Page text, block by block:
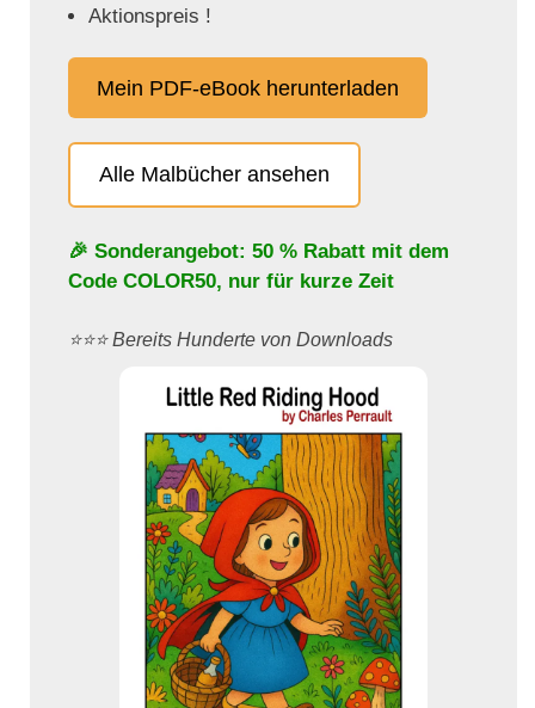
Aktionspreis !
Mein PDF-eBook herunterladen
Alle Malbücher ansehen
🎉 Sonderangebot: 50 % Rabatt mit dem
Code COLOR50, nur für kurze Zeit
⭐️⭐️⭐️ Bereits Hunderte von Downloads